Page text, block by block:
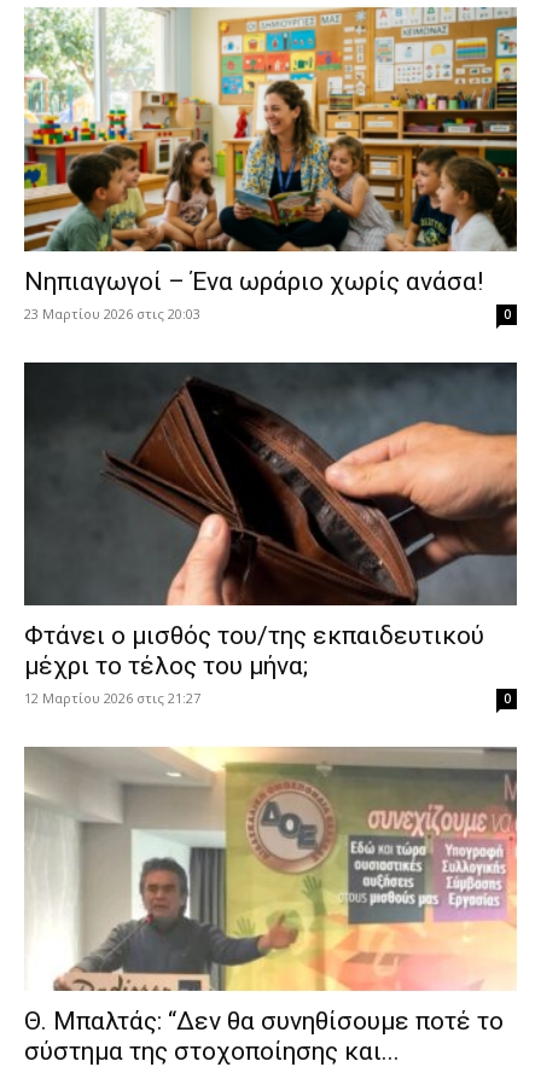
Νηπιαγωγοί – Ένα ωράριο χωρίς ανάσα!
23 Μαρτίου 2026 στις 20:03 0
Φτάνει ο μισθός του/της εκπαιδευτικού
μέχρι το τέλος του μήνα;
12 Μαρτίου 2026 στις 21:27 0
Θ. Μπαλτάς: “Δεν θα συνηθίσουμε ποτέ το
σύστημα της στοχοποίησης και...